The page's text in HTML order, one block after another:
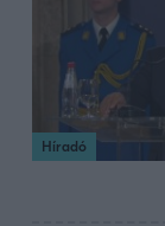
Híradó